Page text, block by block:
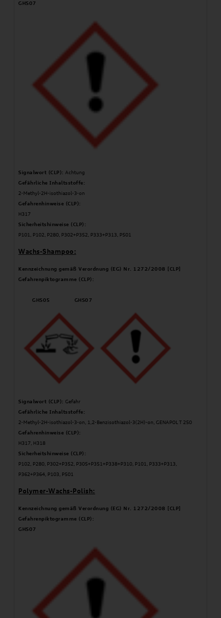
GHS07
Signalwort (CLP): Achtung
Gefährliche Inhaltsstoffe:
2-Methyl-2H-isothiazol-3-on
Gefahrenhinweise (CLP):
H317
Sicherheitshinweise (CLP):
P101, P102, P280, P302+P352, P333+P313, P501
Wachs-Shampoo:
Kennzeichnung gemäß Verordnung (EG) Nr. 1272/2008 [CLP]
Gefahrenpiktogramme (CLP):
GHS05 GHS07
Signalwort (CLP): Gefahr
Gefährliche Inhaltsstoffe:
2-Methyl-2H-isothiazol-3-on, 1,2-Benzisothiazol-3(2H)-on, GENAPOL T 250
Gefahrenhinweise (CLP):
H317, H318
Sicherheitshinweise (CLP):
P102, P280, P302+P352, P305+P351+P338+P310, P101, P333+P313,
P362+P364, P103, P501
Polymer-Wachs-Polish:
Kennzeichnung gemäß Verordnung (EG) Nr. 1272/2008 [CLP]
Gefahrenpiktogramme (CLP):
GHS07